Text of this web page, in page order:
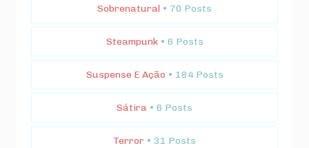
Sobrenatural • 70 Posts
Steampunk • 6 Posts
Suspense E Ação • 184 Posts
Sátira • 6 Posts
Terror • 31 Posts